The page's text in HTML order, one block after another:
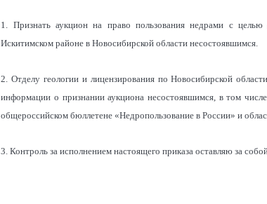
1. Признать аукцион на право пользования недрами с
Искитимском районе в Новосибирской области несостоявшимся.
2. Отделу геологии и лицензирования по Новосибирской
информации о признании аукциона несостоявшимся, в том
общероссийском бюллетене «Недропользование в России» и
3. Контроль за исполнением настоящего приказа оставляю за